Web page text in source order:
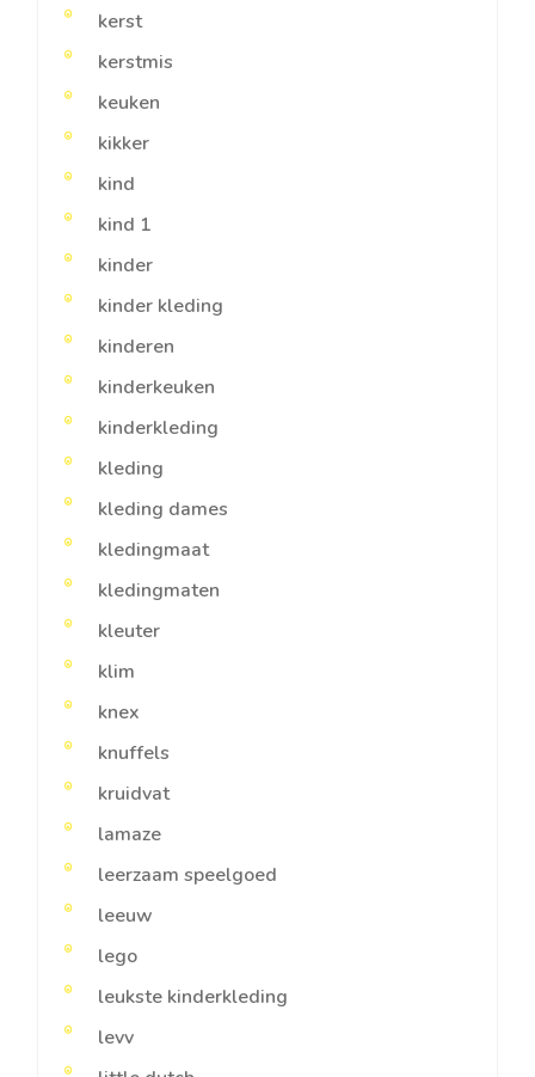
kerst
kerstmis
keuken
kikker
kind
kind 1
kinder
kinder kleding
kinderen
kinderkeuken
kinderkleding
kleding
kleding dames
kledingmaat
kledingmaten
kleuter
klim
knex
knuffels
kruidvat
lamaze
leerzaam speelgoed
leeuw
lego
leukste kinderkleding
levv